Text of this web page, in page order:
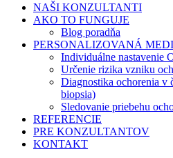
NAŠI KONZULTANTI
AKO TO FUNGUJE
Blog poradňa
PERSONALIZOVANÁ
Individuálne nastavenie
Určenie rizika vzniku
Diagnostika ochorenia v
biopsia)
Sledovanie priebehu
REFERENCIE
PRE KONZULTANTOV
KONTAKT